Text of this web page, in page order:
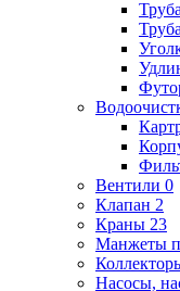
Вентили 0
Клапан 2
Краны 23
Манжеты
Насосы,